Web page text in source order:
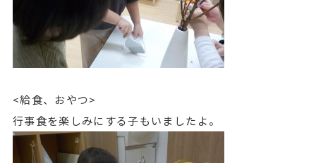
<給食、おやつ>
行事食を楽しみにする子もいましたよ。